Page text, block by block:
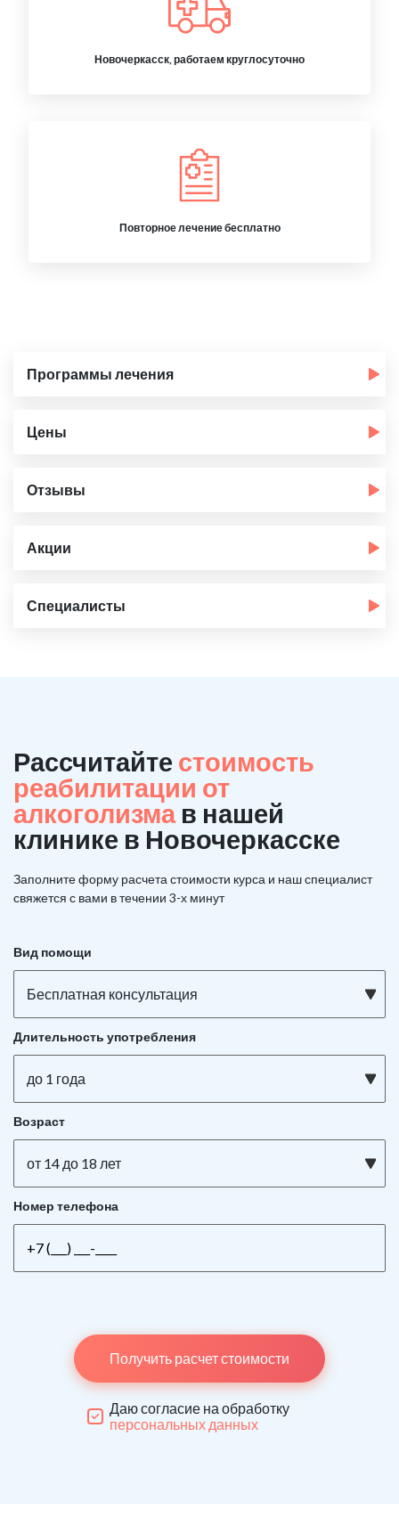
Новочеркасск, работаем круглосуточно
Повторное лечение бесплатно
Программы лечения
Цены
Отзывы
Акции
Специалисты
Рассчитайте стоимость
реабилитации от
алкоголизма в нашей
клинике в Новочеркасске
Заполните форму расчета стоимости курса и наш специалист
свяжется с вами в течении 3-х минут
Вид помощи
Бесплатная консультация
Длительность употребления
до 1 года
Возраст
от 14 до 18 лет
Номер телефона
Получить расчет стоимости
Даю согласие на обработку
персональных данных